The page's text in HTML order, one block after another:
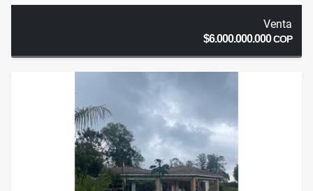
Venta
$6.000.000.000COP